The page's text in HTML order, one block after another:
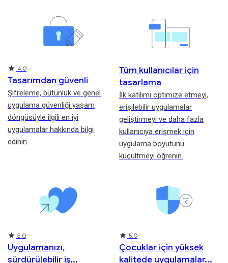
Tasarımdan güvenli
Şifreleme, bütünlük ve genel
uygulama güvenliği yaşam
döngüsüyle ilgili en iyi
uygulamalar hakkında bilgi
edinin.
Rating 4.0
Tüm kullanıcılar için
tasarlama
İlk katılımı optimize etmeyi,
erişilebilir uygulamalar
geliştirmeyi ve daha fazla
kullanıcıya erişmek için
uygulama boyutunu
küçültmeyi öğrenin.
Uygulamanızı,
sürdürülebilir iş
Rating5.0
Çocuklar için yüksek
kalitede uygulamalar
Rating 5.0